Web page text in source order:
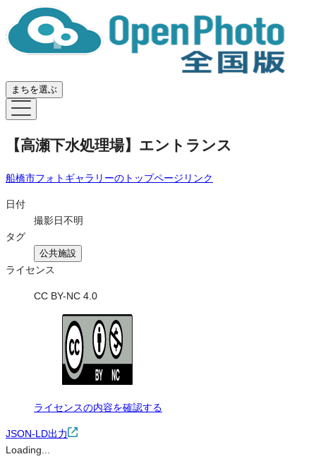
まちを選ぶ
【高瀬下水処理場】エントランス
船橋市フォトギャラリーのトップページリンク
日付
撮影日不明
タグ
公共施設
ライセンス
CC BY-NC 4.0
ライセンスの内容を確認する
JSON-LD出力
Loading...